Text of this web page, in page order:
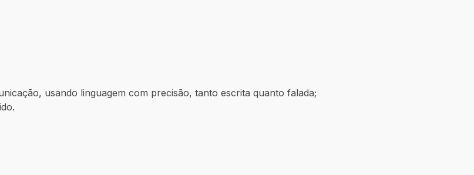
usando linguagem com precisão, tanto escrita quanto falada;